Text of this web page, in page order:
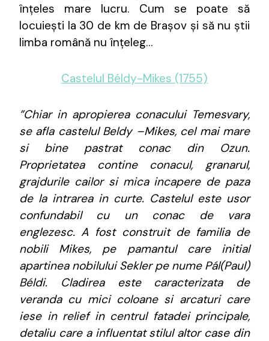
înțeles mare lucru. Cum se poate să
locuiești la 30 de km de Brașov și să nu știi
limba română nu înțeleg…
Castelul Béldy-Mikes (1755)
”Chiar in apropierea conacului Temesvary,
se afla castelul Beldy –Mikes, cel mai mare
si bine pastrat conac din Ozun.
Proprietatea contine conacul, granarul,
grajdurile cailor si mica incapere de paza
de la intrarea in curte. Castelul este usor
confundabil cu un conac de vara
englezesc. A fost construit de familia de
nobili Mikes, pe pamantul care initial
apartinea nobilului Sekler pe nume Pál(Paul)
Béldi. Cladirea este caracterizata de
veranda cu mici coloane si arcaturi care
iese in relief in centrul fatadei principale,
detaliu care a influentat stilul altor case din